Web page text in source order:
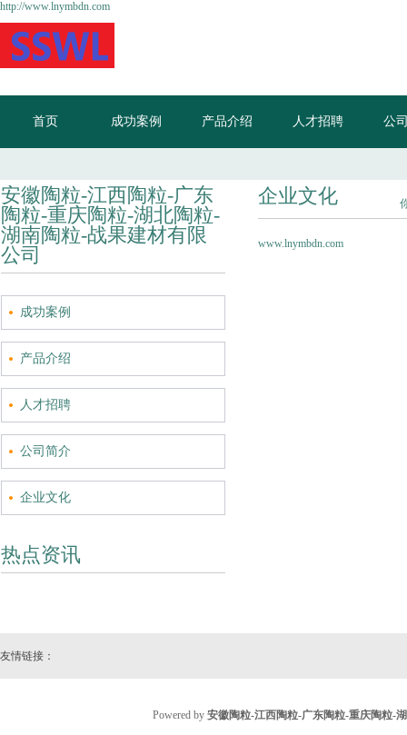
http://www.lnymbdn.com
首页 成功案例 产品介绍 人才招聘 公
安徽陶粒-江西陶粒-广东
陶粒-重庆陶粒-湖北陶粒-
湖南陶粒-战果建材有限
公司
成功案例
产品介绍
人才招聘
公司简介
企业文化
热点资讯
企业文化
www.lnymbdn.com
友情链接：
Powered by 安徽陶粒-江西陶粒-广东陶粒-重庆陶粒-